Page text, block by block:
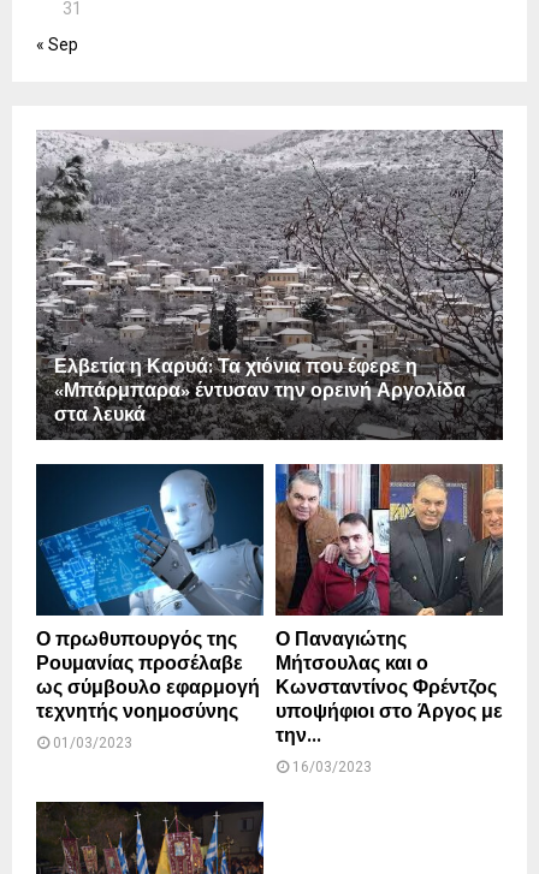
31
« Sep
Ελβετία η Καρυά: Τα χιόνια που έφερε η
«Μπάρμπαρα» έντυσαν την ορεινή Αργολίδα
στα λευκά
Ο πρωθυπουργός της
Ρουμανίας προσέλαβε
ως σύμβουλο εφαρμογή
τεχνητής νοημοσύνης
01/03/2023
Ο Παναγιώτης
Μήτσουλας και ο
Κωνσταντίνος Φρέντζος
υποψήφιοι στο Άργος με
την...
16/03/2023